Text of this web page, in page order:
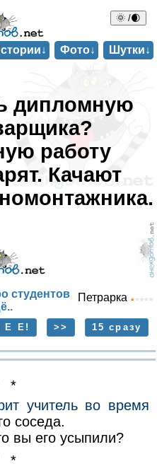
🌞 /🌒
Фото↓ Шутки↓
дипломную
работу
Качают
студентов
Петрарка
Е Е! >> 15 сразу
*
учитель во время
соседа.
вы его усыпили?
*